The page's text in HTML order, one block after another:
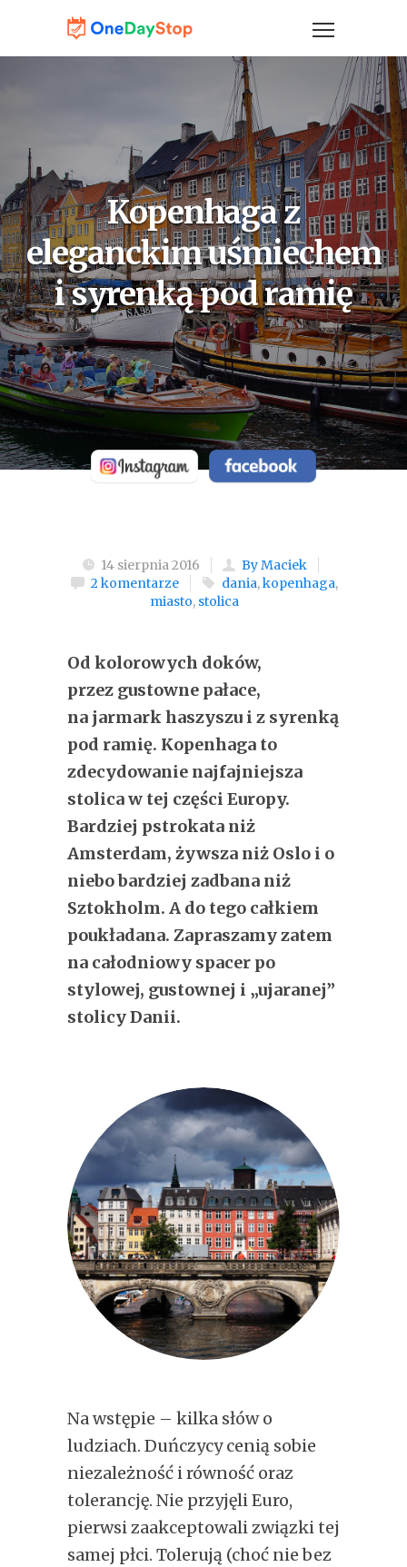
Kopenhaga z
eleganckim uśmiechem
i syrenką pod ramię
14 sierpnia 2016
By Maciek
2 komentarze
dania,kopenhaga,
miasto, stolica
Od kolorowych doków,
przez gustowne pałace,
na jarmark haszyszu i z syrenką
pod ramię. Kopenhaga to
zdecydowanie najfajniejsza
stolica w tej części Europy.
Bardziej pstrokata niż
Amsterdam, żywsza niż Oslo i o
niebo bardziej zadbana niż
Sztokholm. A do tego całkiem
poukładana. Zapraszamy zatem
na całodniowy spacer po
stylowej, gustownej i „ujaranej”
stolicy Danii.
Na wstępie – kilka słów o
ludziach. Duńczycy cenią sobie
niezależność i równość oraz
tolerancję. Nie przyjęli Euro,
pierwsi zaakceptowali związki tej
samej płci. Tolerują (choć nie bez